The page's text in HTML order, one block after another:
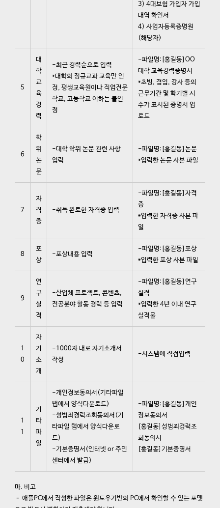
3) 4대보험 가입자 가입
내역 확인서
4) 사업자등록증명원
(해당자)
5
대
학
교
육
경
력
-최근 경력순으로 입력
*대학의 정규교과 교육만 인
정, 평생교육원이나 직업전문
학교, 고등학교 이하는 불인
정
-파일명:[홍길동]OO
대학 교육경력증명서
*초빙, 겸임, 강사 등의
근무기간 및 학기별 시
수가 표시된 증명서 업
로드
6
학
위
논
문
-대학 학위 논문 관련 사항
입력
-파일명:[홍길동]논문
*입력한 논문 사본 파일
7
자
격
증
-취득 완료한 자격증 입력
-파일명:[홍길동]자격
증
*입력한 자격증 사본 파
일
8
포
상
-포상내용 입력
-파일명:[홍길동]포상
*입력한 포상 사본 파일
9
연
구
실
적
-산업체 프로젝트, 콘텐츠,
전공분야 활동 경력 등 입력
-파일명:[홍길동]연구
실적
*입력한 4년 이내 연구
실적물
1
0
자
기
소
개
-1000자 내로 자기소개서
작성
-시스템에 직접입력
1
1
기
타
파
일
-개인정보동의서(기타파일
탭에서 양식다운로드)
-성범죄경력조회동의서(기
타파일 탭에서 양식다운로
드)
-기본증명서(인터넷 or 주민
센터에서 발급)
-파일명:[홍길동]개인
정보동의서
[홍길동]성범죄경력조
회동의서
[홍길동]기본증명서
마. 비고
– 애플PC에서 작성한 파일은 윈도우기반의 PC에서 확인할 수 있는 포맷